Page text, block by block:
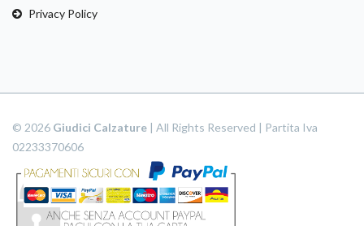
Privacy Policy
© 2026 Giudici Calzature | All Rights Reserved | Partita Iva
02233370606